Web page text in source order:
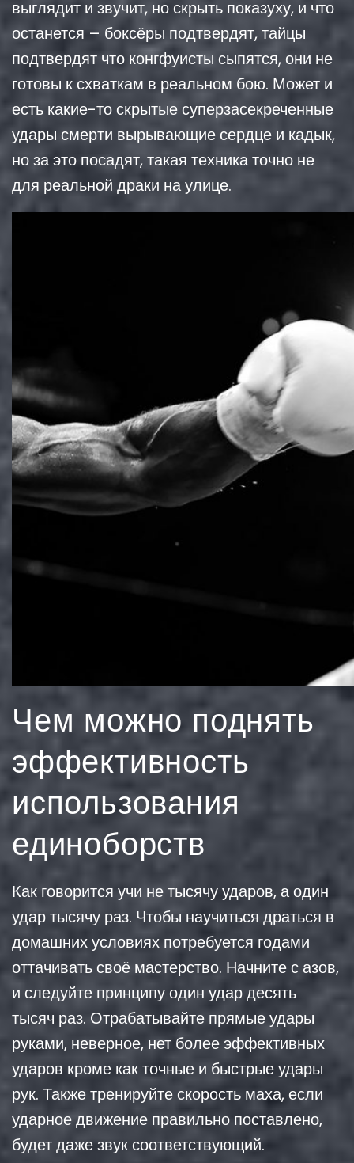
выглядит и звучит, но скрыть показуху, и что
останется – боксёры подтвердят, тайцы
подтвердят что конгфуисты сыпятся, они не
готовы к схваткам в реальном бою. Может и
есть какие-то скрытые суперзасекреченные
удары смерти вырывающие сердце и кадык,
но за это посадят, такая техника точно не
для реальной драки на улице.
Чем можно поднять
эффективность
использования
единоборств
Как говорится учи не тысячу ударов, а один
удар тысячу раз. Чтобы научиться драться в
домашних условиях потребуется годами
оттачивать своё мастерство. Начните с азов,
и следуйте принципу один удар десять
тысяч раз. Отрабатывайте прямые удары
руками, неверное, нет более эффективных
ударов кроме как точные и быстрые удары
рук. Также тренируйте скорость маха, если
ударное движение правильно поставлено,
будет даже звук соответствующий.